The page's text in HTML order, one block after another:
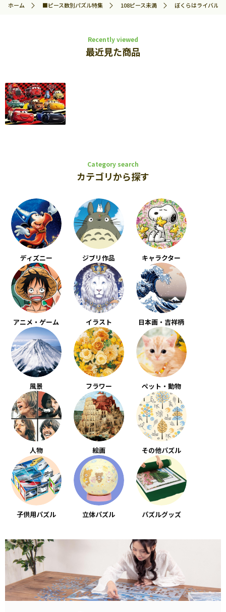
ホーム
■ピース数別パズル特集 108ピース未満 ぼくらはライバル
Recently viewed
最近見た商品
Category search
カテゴリから探す
ディズニー ジブリ作品 キャラクター
アニメ・ゲーム イラスト 日本画・吉祥柄
風景 フラワー ペット・動物
人物 絵画 その他パズル
子供用パズル 立体パズル パズルグッズ